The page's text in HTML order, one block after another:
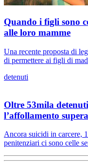
Quando i figli sono
alle loro mamme
Una recente proposta di
di permettere ai figli di
detenuti
Oltre 53mila
l’affollamento
Ancora suicidi in carcere,
penitenziari ci sono celle